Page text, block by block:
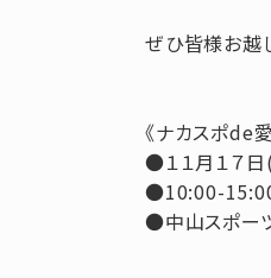
ぜひ皆様お越
《ナカスポde
●１１月１７
●10:00-
●中山スポー